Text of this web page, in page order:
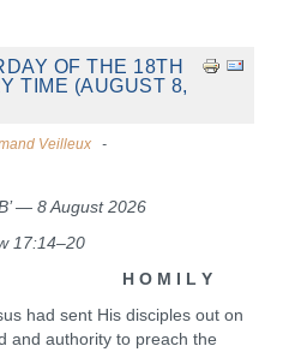
OF THE 18TH
TIME (AUGUST 8,
Veilleux
— 8 August 2026
17:14–20
I L Y
sent His disciples out on
and authority to preach the